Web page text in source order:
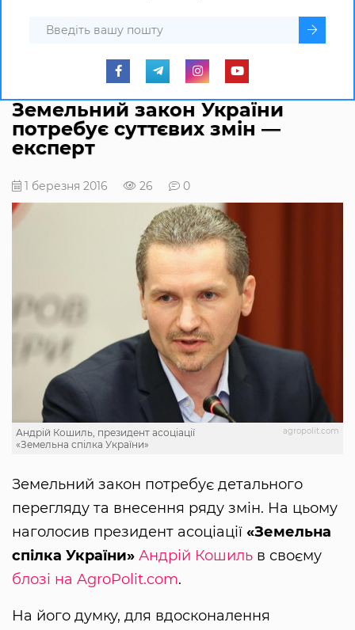
Земельний закон України
потребує суттєвих змін ―
експерт
1 березня 2016 26 0
agropolit.com
Андрій Кошиль, президент асоціації
«Земельна спілка України»
Земельний закон потребує детального
перегляду та внесення ряду змін. На цьому
наголосив президент асоціації «Земельна
спілка України» Андрій Кошиль в своєму
блозі на AgroPolit.com.
На його думку, для вдосконалення